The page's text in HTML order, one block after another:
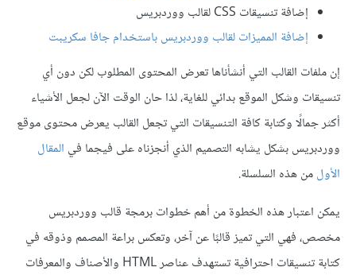
إضافة تنسيقات CSS لقالب ووردبريس
إضافة المميزات لقالب ووردبريس باستخدام جافا سكريبت
إن ملفات القالب التي أنشأناها تعرض المحتوى المطلوب لكن دون أي
تنسيقات وشكل الموقع بدائي للغاية، لذا حان الوقت الآن لجعل الأشياء
أكثر جمالًا وكتابة كافة التنسيقات التي تجعل القالب يعرض محتوى موقع
ووردبريس بشكل يشابه التصميم الذي أنجزناه على فيجما في المقال
الأولمن هذه السلسلة.
يمكن اعتبار هذه الخطوة من أهم خطوات برمجة قالب ووردبريس
مخصص، فهي التي تميز قالبًا عن آخر، وتعكس براعة المصمم وذوقه في
كتابة تنسيقات احترافية تستهدف عناصر HTML والأصناف والمعرفات